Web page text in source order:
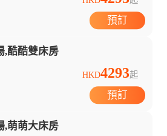
預訂
,酷酷雙床房
HKD4293起
預訂
,萌萌大床房